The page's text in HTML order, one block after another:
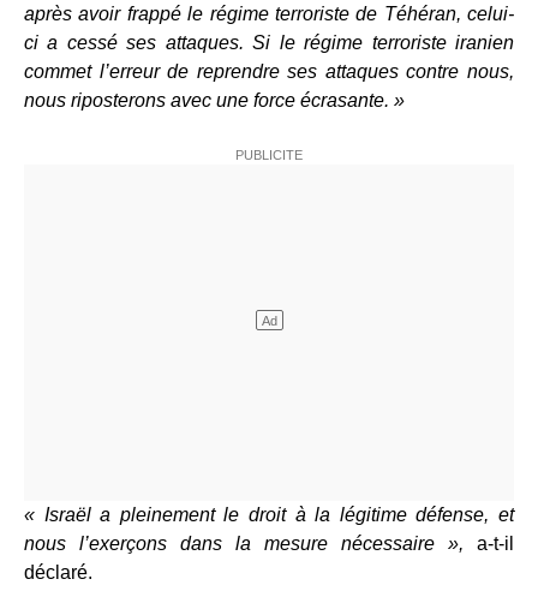
après avoir frappé le régime terroriste de Téhéran, celui-
ci a cessé ses attaques. Si le régime terroriste iranien
commet l’erreur de reprendre ses attaques contre nous,
nous riposterons avec une force écrasante. »
« Israël a pleinement le droit à la légitime défense, et
nous l’exerçons dans la mesure nécessaire », a-t-il
déclaré.